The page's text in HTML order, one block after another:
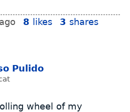
8 likes 3 shares
Pulido
wheel of my